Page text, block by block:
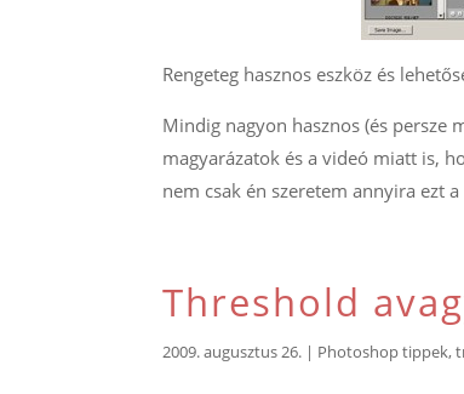
Rengeteg hasznos eszköz és
Mindig nagyon hasznos (és persze
magyarázatok és a videó miatt is,
nem csak én szeretem annyira ezt a
Threshold
2009. augusztus 26. | Photoshop tippek,